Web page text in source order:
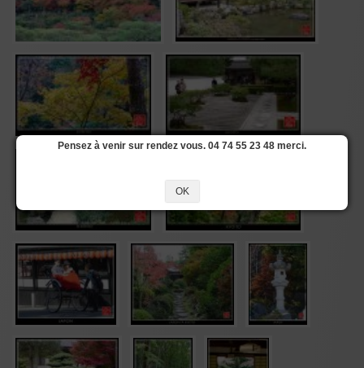
Pensez à venir sur rendez vous. 04 74 55 23 48 merci.
OK